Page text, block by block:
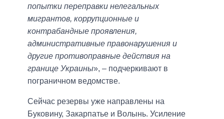
попытки переправки нелегальных
мигрантов, коррупционные и
контрабандные проявления,
административные правонарушения и
другие противоправные действия на
границе Украины», – подчеркивают в
пограничном ведомстве.
Сейчас резервы уже направлены на
Буковину, Закарпатье и Волынь. Усиление